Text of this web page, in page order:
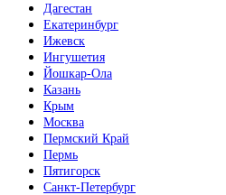
Дагестан
Екатеринбург
Ижевск
Ингушетия
Йошкар-Ола
Казань
Крым
Москва
Пермский Край
Пермь
Пятигорск
Санкт-Петербург